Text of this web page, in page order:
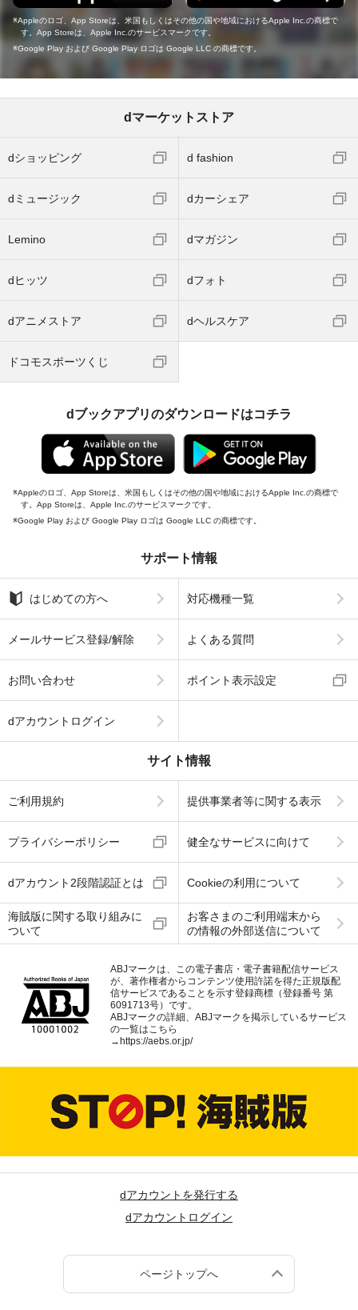
Appleのロゴ、App Storeは、米国もしくはその他の国や地域におけるApple Inc.の商標で
す。App Storeは、Apple Inc.のサービスマークです。
Google Play および Google Play ロゴは Google LLC の商標です。
dマーケットストア
dショッピング d fashion
dミュージック dカーシェア
Lemino dマガジン
dヒッツ dフォト
dアニメストア dヘルスケア
ドコモスポーツくじ
dブックアプリのダウンロードはコチラ
Appleのロゴ、App Storeは、米国もしくはその他の国や地域におけるApple Inc.の商標で
す。App Storeは、Apple Inc.のサービスマークです。
Google Play および Google Play ロゴは Google LLC の商標です。
サポート情報
はじめての方へ 対応機種一覧
メールサービス登録/解除 よくある質問
お問い合わせ ポイント表示設定
dアカウントログイン
サイト情報
ご利用規約 提供事業者等に関する表示
プライバシーポリシー 健全なサービスに向けて
dアカウント2段階認証とは Cookieの利用について
海賊版に関する取り組みに
ついて
お客さまのご利用端末から
の情報の外部送信について
ABJマークは、この電子書店・電子書籍配信サービス
が、著作権者からコンテンツ使用許諾を得た正規版配
信サービスであることを示す登録商標（登録番号 第
6091713号）です。
ABJマークの詳細、ABJマークを掲示しているサービス
の一覧はこちら
→https://aebs.or.jp/
dアカウントを発行する
dアカウントログイン
ページトップへ